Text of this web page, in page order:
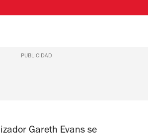
PUBLICIDAD
Gareth Evans se